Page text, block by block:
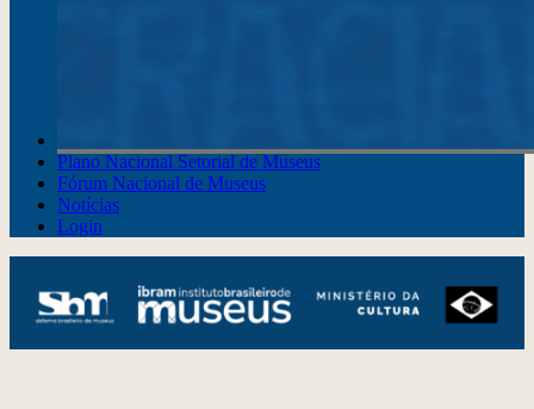
Plano Nacional Setorial de Museus
Fórum Nacional de Museus
Notícias
Login